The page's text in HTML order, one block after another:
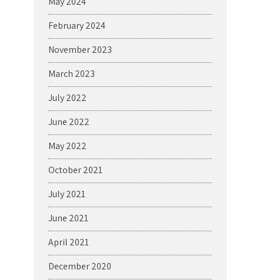
February 2024
November 2023
March 2023
July 2022
June 2022
May 2022
October 2021
July 2021
June 2021
April 2021
December 2020